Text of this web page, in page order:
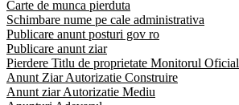
Carte de munca pierduta
Schimbare nume pe cale administrativa
Publicare anunt posturi gov ro
Publicare anunt ziar
Pierdere Titlu de proprietate Monitorul Oficial
Anunt Ziar Autorizatie Construire
Anunt ziar Autorizatie Mediu